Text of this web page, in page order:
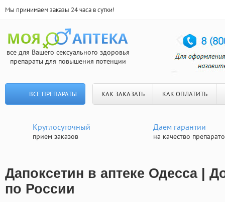
Мы принимаем заказы 24 часа в сутки!
все для Вашего сексуального здоровья
препараты для повышения потенции
ВСЕ ПРЕПАРАТЫ КАК ЗАКАЗАТЬ КАК ОПЛАТИТЬ
Круглосуточный
прием заказов
Даем гарантии
на качество
Дапоксетин в аптеке Одесса |
по России